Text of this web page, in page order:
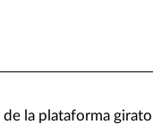
la plataforma